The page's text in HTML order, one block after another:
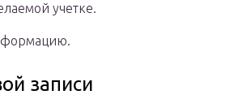
учетке.
записи